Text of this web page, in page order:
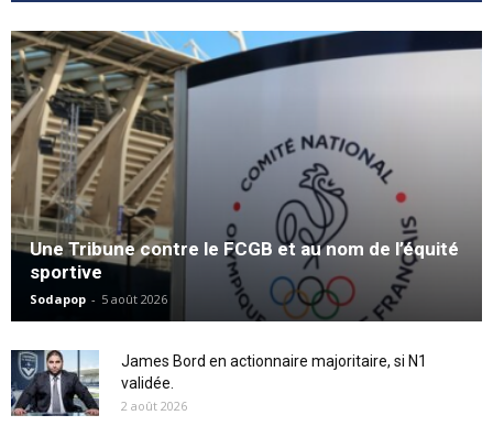
Une Tribune contre le FCGB et au nom de l’équité
sportive
Sodapop - 5 août 2026
James Bord en actionnaire majoritaire, si N1
validée.
2 août 2026